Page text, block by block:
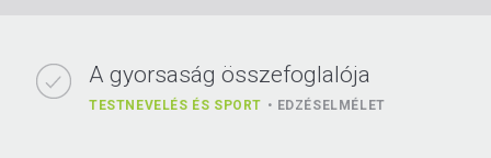
A gyorsaság összefoglalója
TESTNEVELÉS ÉS SPORT EDZÉSELMÉLET